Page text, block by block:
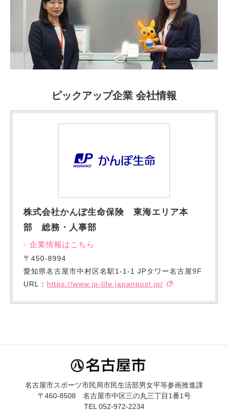
ピックアップ企業 会社情報
株式会社かんぽ生命保険 東海エリア本
部 総務・人事部
企業情報はこちら
〒450-8994
愛知県名古屋市中村区名駅1-1-1 JPタワー名古屋9F
URL： https://www.jp-life.japanpost.jp/
名古屋市スポーツ市民局市民生活部男女平等参画推進課
〒460-8508 名古屋市中区三の丸三丁目1番1号
TEL 052-972-2234